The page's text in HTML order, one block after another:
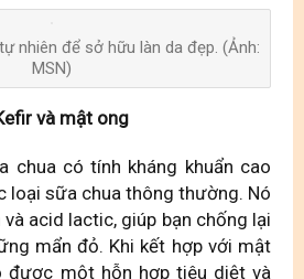
nhiên để sở hữu làn da đẹp. (Ảnh:
MSN)
và mật ong
chua có tính kháng khuẩn cao
loại sữa chua thông thường. Nó
acid lactic, giúp bạn chống lại
mẩn đỏ. Khi kết hợp với mật
được một hỗn hợp tiêu diệt và